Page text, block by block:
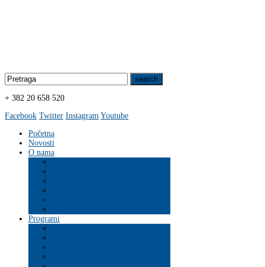
+ 382 20 658 520
Facebook Twitter Instagram Youtube
Početna
Novosti
O nama
Programi